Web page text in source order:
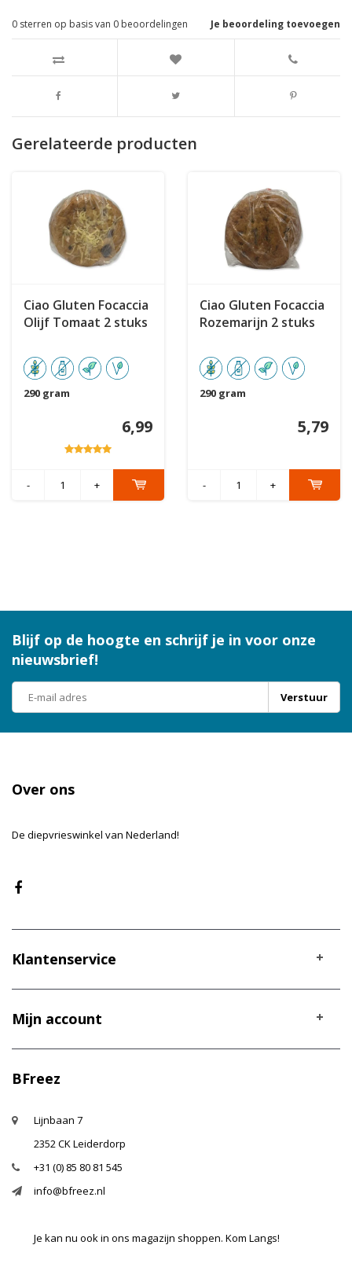
Je beoordeling toevoegen
0 sterren op basis van 0 beoordelingen
Gerelateerde producten
Ciao Gluten Focaccia
Olijf Tomaat 2 stuks
290 gram
6,99
- +
Ciao Gluten Focaccia
Rozemarijn 2 stuks
290 gram
5,79
- +
Blijf op de hoogte en schrijf je in voor onze
nieuwsbrief!
Verstuur
Over ons
De diepvrieswinkel van Nederland!
Klantenservice
Mijn account
BFreez
Lijnbaan 7
2352 CK Leiderdorp
+31 (0) 85 80 81 545
info@bfreez.nl
Je kan nu ook in ons magazijn shoppen. Kom Langs!